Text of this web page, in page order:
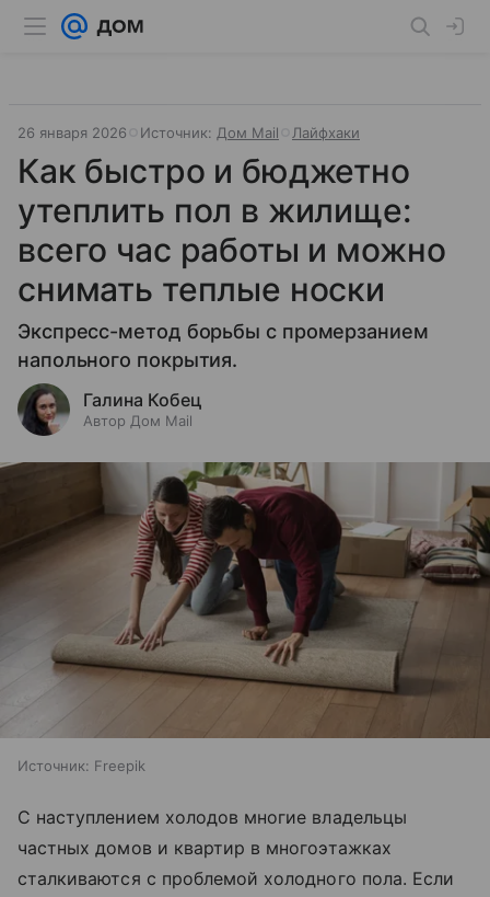
26 января 2026 Источник: Дом Mail Лайфхаки
Как быстро и бюджетно
утеплить пол в жилище:
всего час работы и можно
снимать теплые носки
Экспресс-метод борьбы с промерзанием
напольного покрытия.
Галина Кобец
Автор Дом Mail
Источник: Freepik
С наступлением холодов многие владельцы
частных домов и квартир в многоэтажках
сталкиваются с проблемой холодного пола. Если